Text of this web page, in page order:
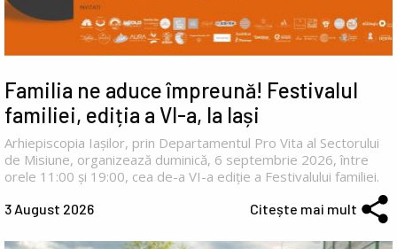
Familia ne aduce împreună! Festivalul
familiei, ediția a VI-a, la Iași
Arhiepiscopia Iașilor, prin Departamentul Pro Vita al Sectorului
de Misiune, organizează duminică, 6 septembrie 2026, între
orele 11:00 și 19:00, cea de-a VI-a ediție a Festivalului familiei.
3 August 2026 Citește mai mult